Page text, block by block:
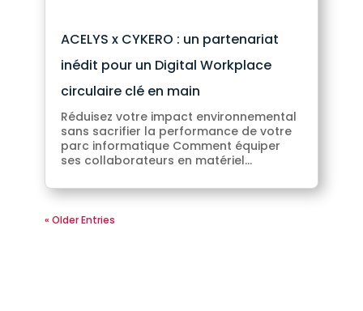
ACELYS x CYKERO : un partenariat
inédit pour un Digital Workplace
circulaire clé en main
Réduisez votre impact environnemental
sans sacrifier la performance de votre
parc informatique Comment équiper
ses collaborateurs en matériel...
« Older Entries